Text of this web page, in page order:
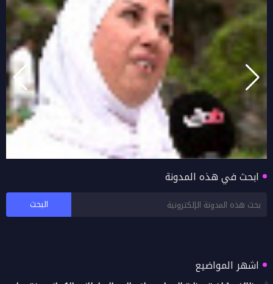
ابحث في هذه المدونة
اشهر المواضيع